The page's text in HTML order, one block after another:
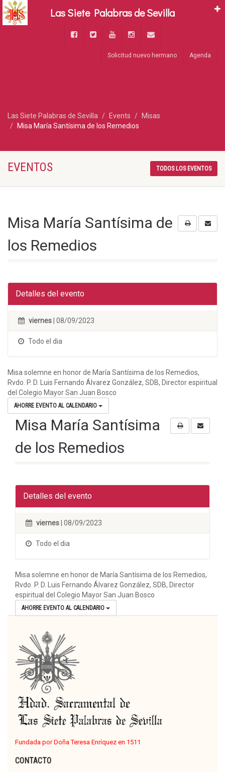
Solicitud nuevo hermano Agenda
Las Siete Palabras de Sevilla Events
Misas
Misa María Santísima de los Remedios
EVENTOS TODOS LOS EVENTOS
Misa María Santísima de
los Remedios
Detalles del evento
viernes | 08/09/2023
Todo el dia
Misa solemne en honor de María Santísima de los Remedios,
Rvdo. P. D. Luis Fernando Álvarez González, SDB, Director espiritual
del Colegio Mayor San Juan Bosco
AHORRE EVENTO AL CALENDARIO
Misa María Santísima
de los Remedios
Detalles del evento
viernes | 08/09/2023
Todo el dia
Misa solemne en honor de María Santísima de los Remedios,
Rvdo. P. D. Luis Fernando Álvarez González, SDB, Director
espiritual del Colegio Mayor San Juan Bosco
AHORRE EVENTO AL CALENDARIO
Fundada por Doña Teresa Enríquez en 1511
CONTACTO
Las Siete Palabras de Sevilla